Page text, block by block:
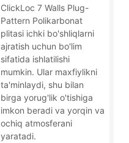
ClickLoc 7 Walls Plug-
Pattern Polikarbonat
plitasi ichki bo'shliqlarni
ajratish uchun bo'lim
sifatida ishlatilishi
mumkin. Ular maxfiylikni
ta'minlaydi, shu bilan
birga yorug'lik o'tishiga
imkon beradi va yorqin va
ochiq atmosferani
yaratadi.